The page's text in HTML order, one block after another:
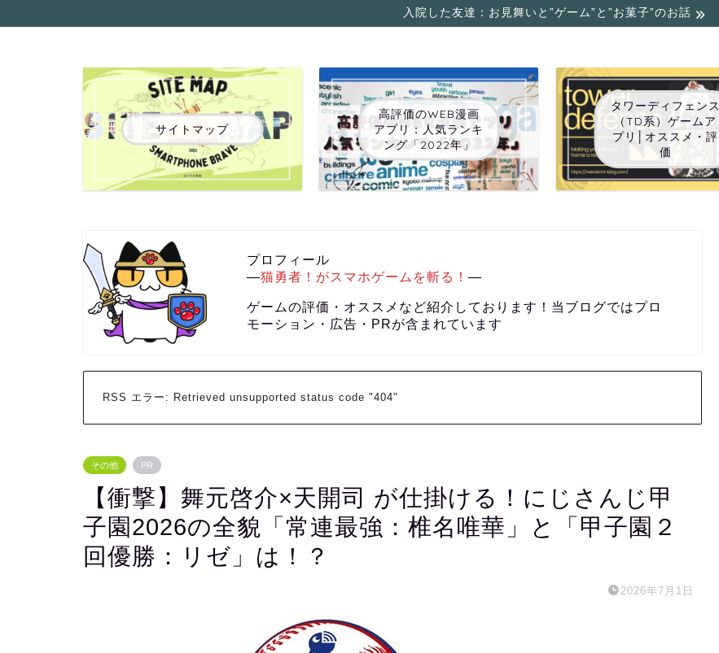
入院した友達：お見舞いと”ゲーム”と”お菓子”のお話
サイトマップ
高評価のWEB漫画
アプリ：人気ランキ
ング「2022年」
タワーディフェンス
（TD系）ゲームア
プリ│オススメ・評
価
プロフィール
―猫勇者！がスマホゲームを斬る！ ―
ゲームの評価・オススメなど紹介しております！当ブログではプロ
モーション・広告・PRが含まれています
RSS エラー: Retrieved unsupported status code "404"
その他 PR
【衝撃】舞元啓介×天開司 が仕掛ける！にじさんじ甲
子園2026の全貌「常連最強：椎名唯華」と「甲子園２
回優勝：リゼ」は！？
2026年7月1日